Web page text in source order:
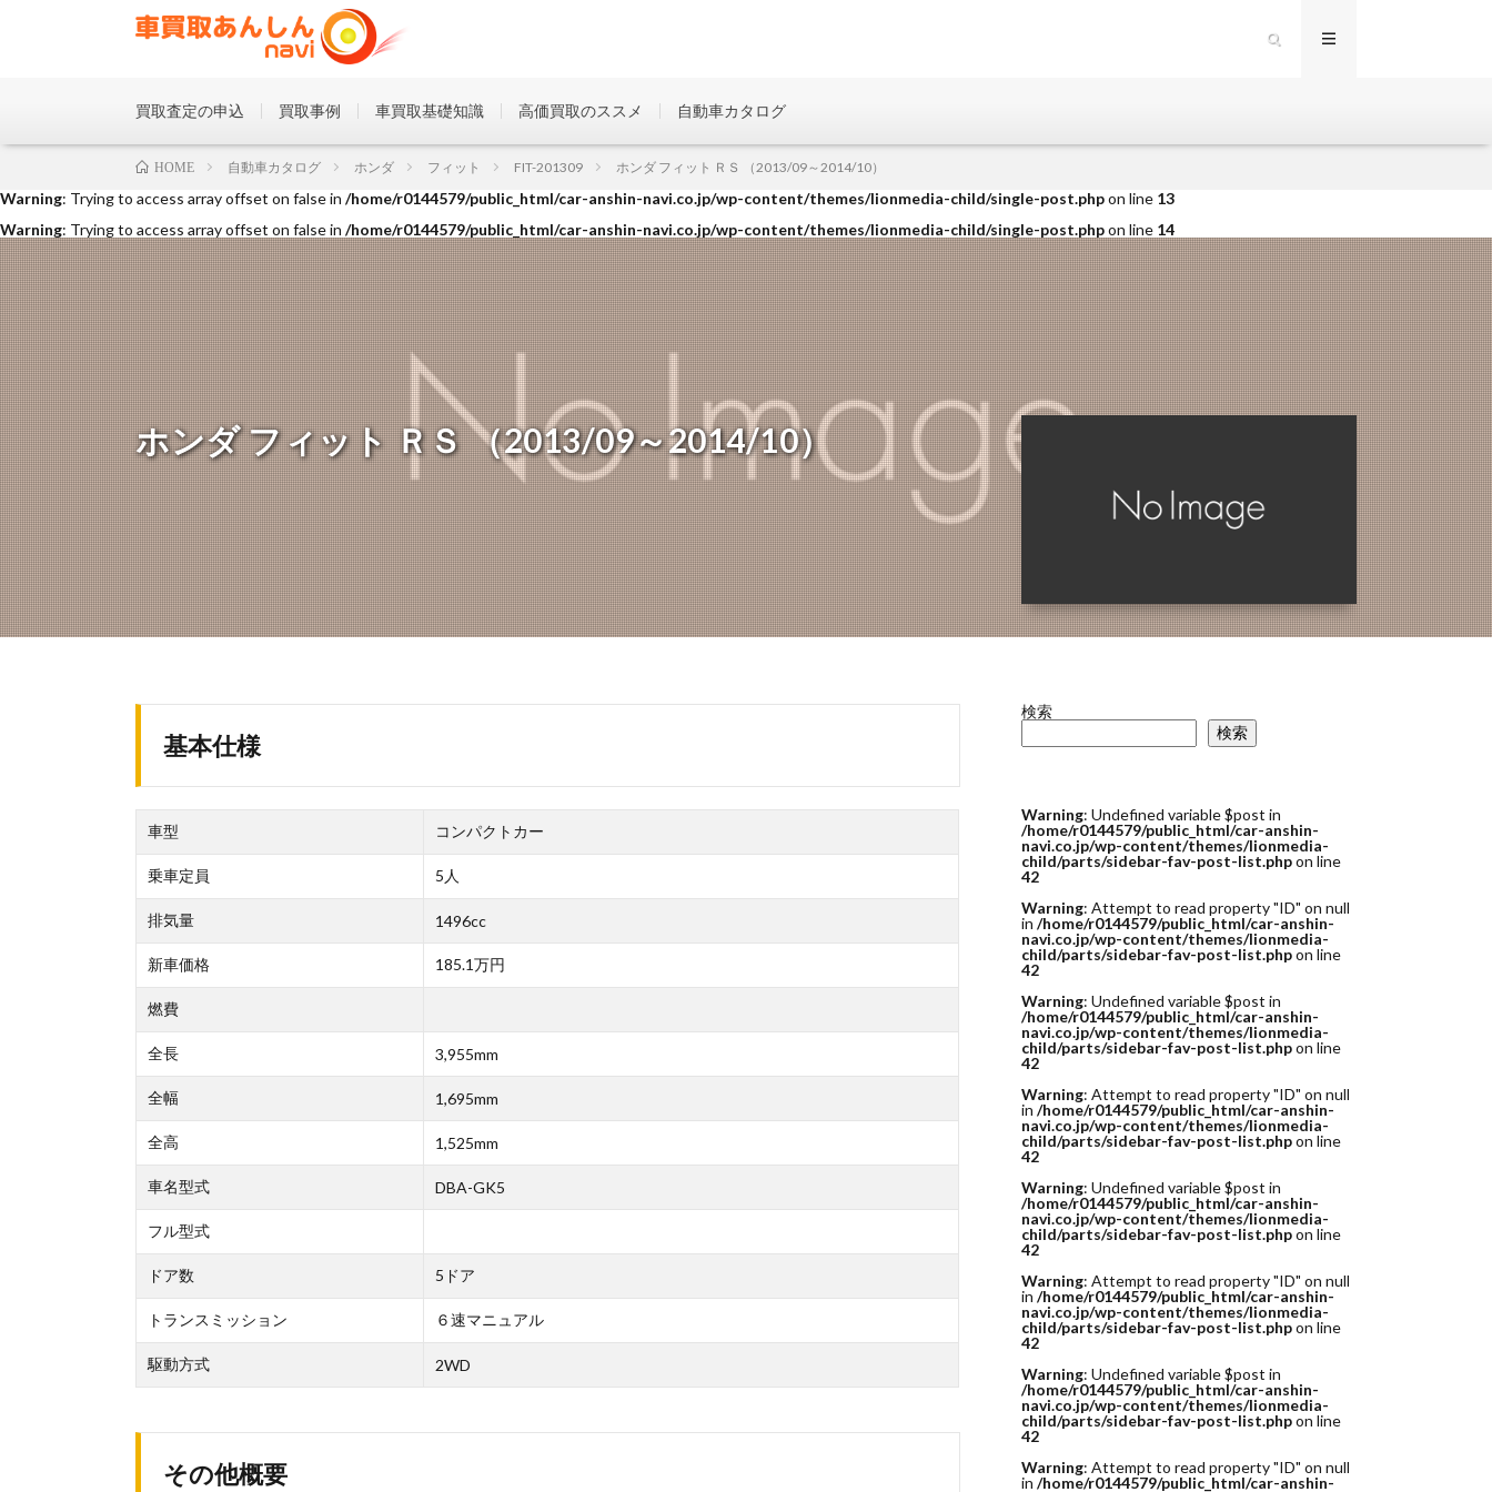
: Trying to access array offset on false in /home/r0144579/public_html/car-anshin-navi.co.jp/wp-content/themes/lionmedia-child/single-post.php
Warning: Trying to access array offset on false in /home/r0144579/public_html/car-anshin-navi.co.jp/wp-content/themes/lionmedia-child/single-post.phpon line 13
Warning: Trying to access array offset on false in /home/r0144579/public_html/car-anshin-navi.co.jp/wp-content/themes/lionmedia-child/single-post.phpon line 14
買取査定の申込 買取事例 車買取基礎知識 高価買取のススメ 自動車カタログ
ホンダ フィット ＲＳ （2013/09～2014/10）
HOME 自動車カタログ ホンダ フィット FIT-201309 ホンダ フィット ＲＳ （2013/09～2014/10）
基本仕様
車型 コンパクトカー
乗車定員 5人
排気量 1496cc
新車価格 185.1万円
燃費
全長 3,955mm
全幅 1,695mm
全高 1,525mm
車名型式 DBA-GK5
フル型式
ドア数 5ドア
トランスミッション ６速マニュアル
駆動方式 2WD
その他概要
検索
検索
Warning: Undefined variable $post in
/home/r0144579/public_html/car-anshin-
navi.co.jp/wp-content/themes/lionmedia-
child/parts/sidebar-fav-post-list.phpon line
42
Warning: Attempt to read property "ID" on null
in /home/r0144579/public_html/car-anshin-
navi.co.jp/wp-content/themes/lionmedia-
child/parts/sidebar-fav-post-list.phpon line
42
Warning: Undefined variable $post in
/home/r0144579/public_html/car-anshin-
navi.co.jp/wp-content/themes/lionmedia-
child/parts/sidebar-fav-post-list.phpon line
42
Warning: Attempt to read property "ID" on null
in /home/r0144579/public_html/car-anshin-
navi.co.jp/wp-content/themes/lionmedia-
child/parts/sidebar-fav-post-list.phpon line
42
Warning: Undefined variable $post in
/home/r0144579/public_html/car-anshin-
navi.co.jp/wp-content/themes/lionmedia-
child/parts/sidebar-fav-post-list.phpon line
42
Warning: Attempt to read property "ID" on null
in /home/r0144579/public_html/car-anshin-
navi.co.jp/wp-content/themes/lionmedia-
child/parts/sidebar-fav-post-list.phpon line
42
Warning: Undefined variable $post in
/home/r0144579/public_html/car-anshin-
navi.co.jp/wp-content/themes/lionmedia-
child/parts/sidebar-fav-post-list.phpon line
42
Warning: Attempt to read property "ID" on null
in /home/r0144579/public_html/car-anshin-